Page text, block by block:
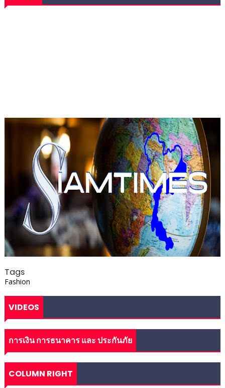
Tags
Fashion
VIDEOS
การเงิน การธนาคาร และ ประกันภัย
COLUMN RIGHT